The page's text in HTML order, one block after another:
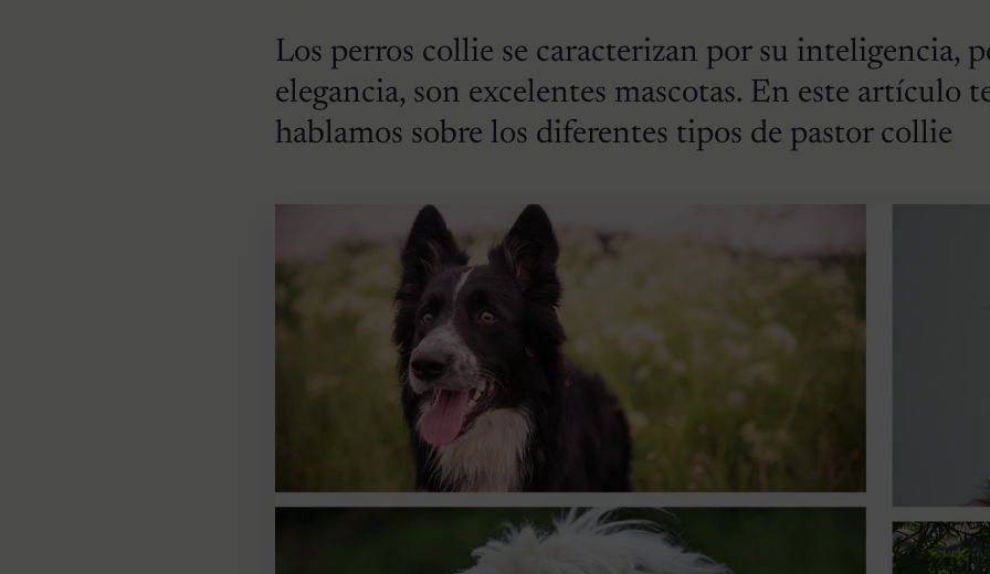
Los perros collie se caracterizan por su inteligencia,
elegancia, son excelentes mascotas. En este artículo
hablamos sobre los diferentes tipos de pastor collie